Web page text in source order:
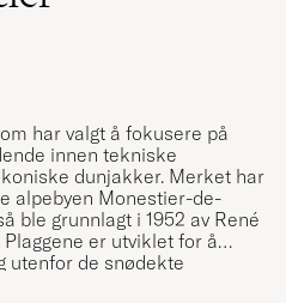
har valgt å fokusere på
innen tekniske
dunjakker. Merket har
alpebyen Monestier-de-
ble grunnlagt i 1952 av René
er utviklet for å
utenfor de snødekte
vintersportentusiaster og